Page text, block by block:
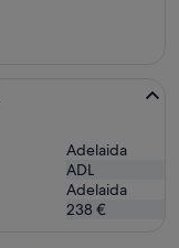
Adelaida
ADL
Adelaida
238 €